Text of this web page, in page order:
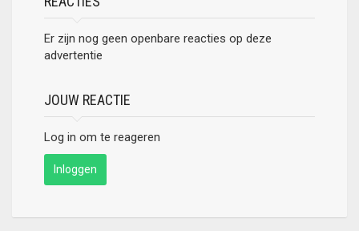
Er zijn nog geen openbare reacties op deze
advertentie
JOUW REACTIE
Log in om te reageren
Inloggen